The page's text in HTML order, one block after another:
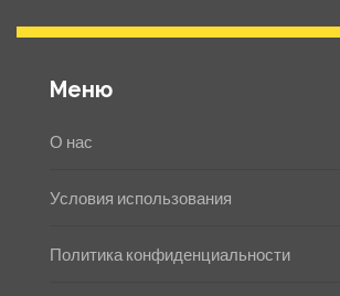
Меню
О нас
Условия использования
Политика конфиденциальности